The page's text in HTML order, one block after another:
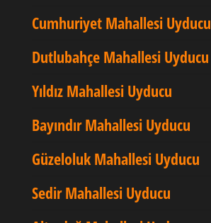
Cumhuriyet Mahallesi Uyducu
Dutlubahçe Mahallesi Uyducu
Yıldız Mahallesi Uyducu
Bayındır Mahallesi Uyducu
Güzeloluk Mahallesi Uyducu
Sedir Mahallesi Uyducu